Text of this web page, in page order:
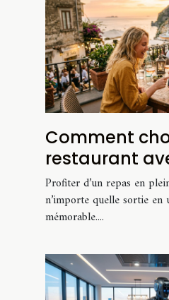
Comment
restaurant
pour une
unique ?
Profiter d’un repas en
n’importe quelle sortie en
mémorable....